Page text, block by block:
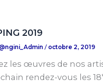
2019
/ octobre 2, 2019
les œuvres de nos
rendez-vous les